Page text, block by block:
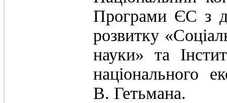
Програми ЄС з
розвитку
науки» та
національного
В. Гетьмана.